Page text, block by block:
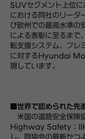
SUVセグメント上位に
における同社のリーダ
び欧州での最高水準の
による表彰に至るま
転支援システム、プレ
に対するHyundai
現しています。
■世界で認められた先
米国の道路安全保
Highway Safety：
し、同協会の最新かつ